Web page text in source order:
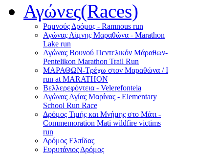
Αγώνες(Races)
Ραμνούς Δρόμος - Ramnous run
Αγώνας Λίμνης Μαραθώνα - Marathon
Lake run
Αγώνας Βουνού Πεντελικόν Μάραθων-
Pentelikon Marathon Trail Run
ΜΑΡΑΘΩΝ-Τρέχω στον Μαραθώνα / I
run at MARATHON
Βελλερεφόντεια - Velerefonteia
Αγώνας Αγίας Μαρίνας - Elementary
School Run Race
Δρόμος Τιμής και Μνήμης στο Μάτι -
Commemoration Mati wildfire victims
run
Δρόμος Ελπίδας
Ευρυτάνιος Δρόμος